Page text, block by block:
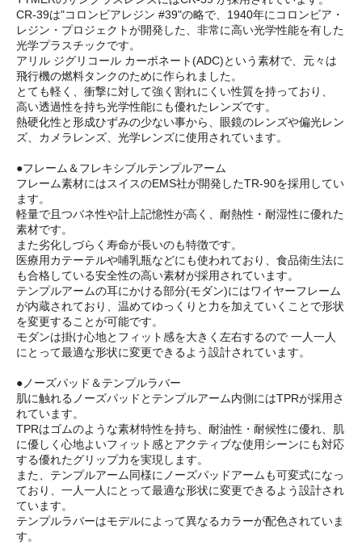
CR-39は"コロンビアレジン #39"の略で、1940年にコロンビア・
レジン・プロジェクトが開発した、非常に高い光学性能を有した
光学プラスチックです。
アリル ジグリコール カーボネート(ADC)という素材で、元々は
飛行機の燃料タンクのために作られました。
とても軽く、衝撃に対して強く割れにくい性質を持っており、
高い透過性を持ち光学性能にも優れたレンズです。
熱硬化性と形成ひずみの少ない事から、眼鏡のレンズや偏光レン
ズ、カメラレンズ、光学レンズに使用されています。
●フレーム＆フレキシブルテンプルアーム
フレーム素材にはスイスのEMS社が開発したTR-90を採用してい
ます。
軽量で且つバネ性や計上記憶性が高く、耐熱性・耐湿性に優れた
素材です。
また劣化しづらく寿命が長いのも特徴です。
医療用カテーテルや哺乳瓶などにも使われており、食品衛生法に
も合格している安全性の高い素材が採用されています。
テンプルアームの耳にかける部分(モダン)にはワイヤーフレーム
が内蔵されており、温めてゆっくりと力を加えていくことで形状
を変更することが可能です。
モダンは掛け心地とフィット感を大きく左右するので 一人一人
にとって最適な形状に変更できるよう設計されています。
●ノーズパッド＆テンプルラバー
肌に触れるノーズパッドとテンプルアーム内側にはTPRが採用さ
れています。
TPRはゴムのような素材特性を持ち、耐油性・耐候性に優れ、肌
に優しく心地よいフィット感とアクティブな使用シーンにも対応
する優れたグリップ力を実現します。
また、テンプルアーム同様にノーズパッドアームも可変式になっ
ており、一人一人にとって最適な形状に変更できるよう設計され
ています。
テンプルラバーはモデルによって異なるカラーが配色されていま
す。